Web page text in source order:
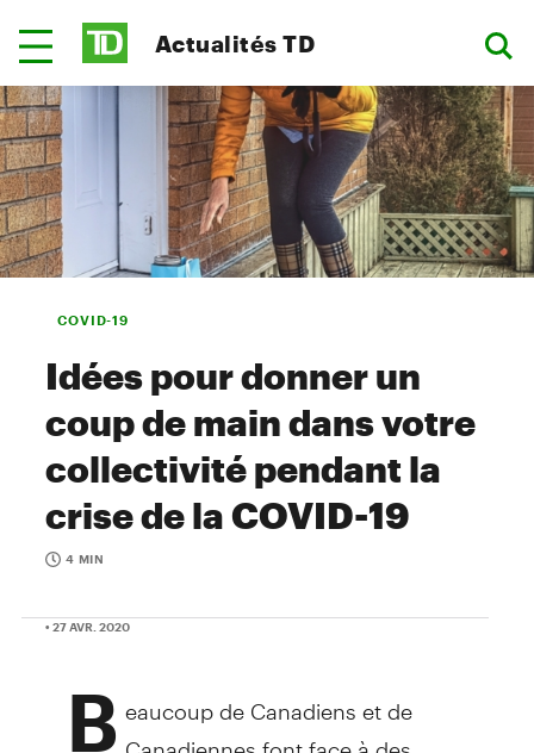
Actualités TD
COVID-19
Idées pour donner un
coup de main dans votre
collectivité pendant la
crise de la COVID-19
4 MIN
• 27 AVR. 2020
B eaucoup de Canadiens et de
Canadiennes font face à des